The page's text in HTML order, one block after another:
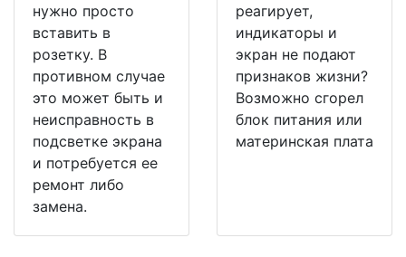
нужно просто
вставить в
розетку. В
противном случае
это может быть и
неисправность в
подсветке экрана
и потребуется ее
ремонт либо
замена.
реагирует,
индикаторы и
экран не подают
признаков жизни?
Возможно сгорел
блок питания или
материнская плата